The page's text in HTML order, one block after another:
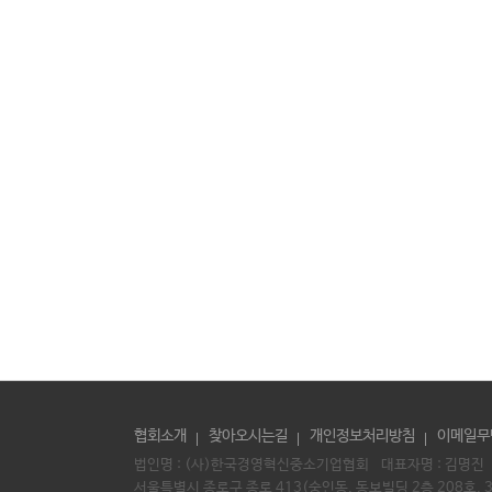
협회소개 찾아오시는길 개인정보처리방침 이메일
법인명 : (사)한국경영혁신중소기업협회 대표자명 : 김명진
서울특별시 종로구 종로 413(숭인동, 동보빌딩 2층 208호,